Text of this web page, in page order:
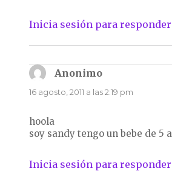
Inicia sesión para responder
Anonimodice:
16 agosto, 2011 a las 2:19 pm
hoola
soy sandy tengo un bebe de 5 a
Inicia sesión para responder